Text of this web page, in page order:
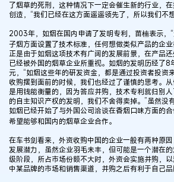
了烟草的死刑，这种情况下一定会催生新的行业，
创造，“我们已经在这方面遥遥领先了，所以我们不
2003年，如烟在国内申请了发明专利，苗楠表示，
子烟方面设置了技术标准，任何想做类似产品的企业
正是由于如烟这项技术有广阔的发展前景，在产品
已经被外国的烟草企业所重视。如烟的发明历经了8
元，“如烟这些年的研发资金，都是通过投资者投资
收购摆到面前的时候，我们也经过了谨慎的思考。
是用钱能衡量的，因为答应并购，技术专利就归别
的自主知识产权的发明，我们不舍得卖掉。”虽然没
如烟已经开始了与外国公司洽谈在香烟口味方面的
希望能够和国内的烟草企业合作。
在车书剑看来，外资收购中国的企业一般有两种原
发展潜力，虽然企业羽毛未丰，但可能是一个潜在
级阶段，所占市场份额不大时，外资会实施并购，
中某品牌的市场和销售渠道，并购之后有利于自己品